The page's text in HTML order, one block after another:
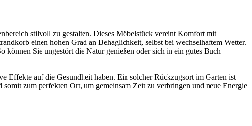
stilvoll zu gestalten. Dieses Möbelstück vereint Komfort mit
einen hohen Grad an Behaglichkeit, selbst bei wechselhaftem Wetter.
können Sie ungestört die Natur genießen oder sich in ein gutes Buch
Effekte auf die Gesundheit haben. Ein solcher Rückzugsort im Garten ist
zum perfekten Ort, um gemeinsam Zeit zu verbringen und neue Energie